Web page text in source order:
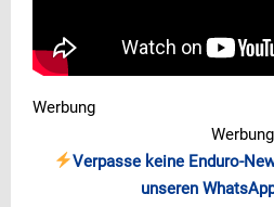
Werbung
Werbung
Verpasse keine Enduro-
unseren